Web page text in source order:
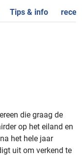
Tips & info
die graag de
op het eiland en
het hele jaar
uit om verkend te